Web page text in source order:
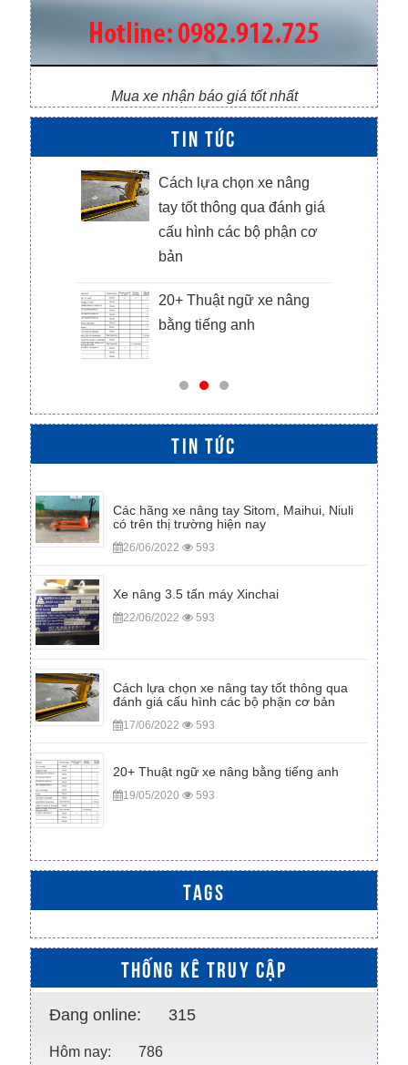
Mua xe nhận báo giá tốt nhất
TIN TỨC
Cách lựa chọn xe nâng
tay tốt thông qua đánh giá
cấu hình các bộ phận cơ
bản
20+ Thuật ngữ xe nâng
bằng tiếng anh
TIN TỨC
Các hãng xe nâng tay Sitom, Maihui, Niuli
có trên thị trường hiện nay
26/06/2022 593
Xe nâng 3.5 tấn máy Xinchai
22/06/2022 593
Cách lựa chọn xe nâng tay tốt thông qua
đánh giá cấu hình các bộ phận cơ bản
17/06/2022 593
20+ Thuật ngữ xe nâng bằng tiếng anh
19/05/2020 593
TAGS
THỐNG KÊ TRUY CẬP
Đang online: 315
Hôm nay:
786